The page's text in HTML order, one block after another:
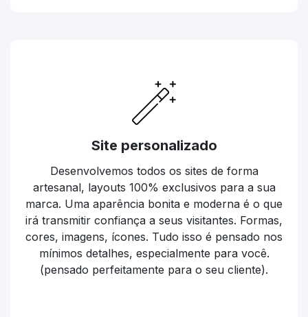
Site personalizado
Desenvolvemos todos os sites de forma
artesanal, layouts 100% exclusivos para a sua
marca. Uma aparência bonita e moderna é o que
irá transmitir confiança a seus visitantes. Formas,
cores, imagens, ícones. Tudo isso é pensado nos
mínimos detalhes, especialmente para você.
(pensado perfeitamente para o seu cliente).